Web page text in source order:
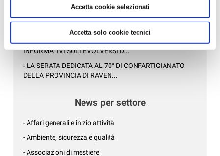
Accetta cookie selezionati
Accetta solo cookie tecnici
- LE NOTIZIE DI CONFARTIGIANATO DELLA PROVINCIA
- EMERGENZA ALLUVIONE: AGGIORNAMENTI E LINK
INFORMATIVI SULL'EVOLVERSI D...
- LA SERATA DEDICATA AL 70° DI CONFARTIGIANATO
DELLA PROVINCIA DI RAVEN...
News per settore
- Affari generali e inizio attività
- Ambiente, sicurezza e qualità
- Associazioni di mestiere